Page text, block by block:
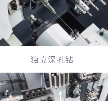
独立深孔钻